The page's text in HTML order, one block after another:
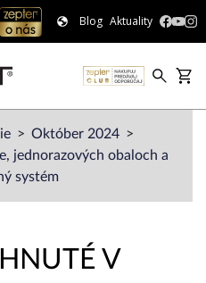
Blog Aktuality
Október 2024
jednorazových obaloch a
systém
V